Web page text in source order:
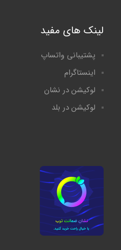
لینک های مفید
پشتیبانی واتساپ
اینستاگرام
لوکیشن در نشان
لوکیشن در بلد